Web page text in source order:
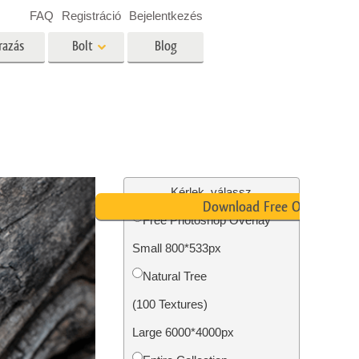
Szolgáltatások
Fotó -helyreállítási szolgáltatások
Bolt Blog
FAQ Registráció Bejelentkezés
Kérlek, válassz
Free Photoshop Overlay
Small 800*533px
Natural Tree
(100 Textures)
Large 6000*4000px
Download Free Overlay